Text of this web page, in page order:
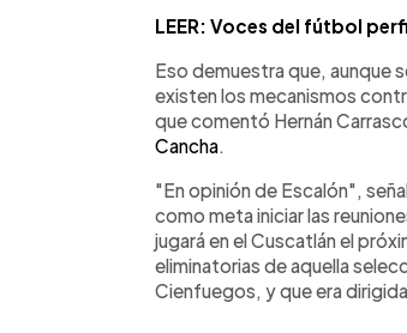
LEER: Voces del fútbol
Eso demuestra que, aunque
existen los mecanismos
que comentó Hernán
Cancha.
"En opinión de Escalón",
como meta iniciar las
jugará en el Cuscatlán el
eliminatorias de aquella
Cienfuegos, y que era